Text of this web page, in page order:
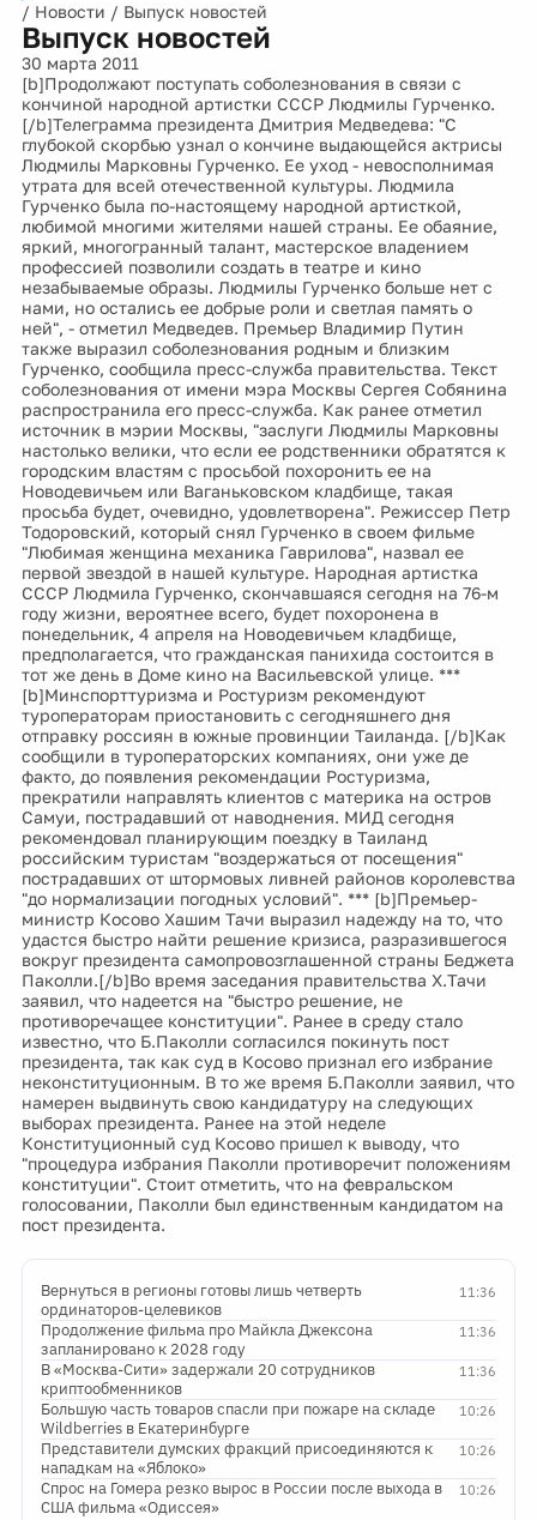
/ Новости / Выпуск новостей
Выпуск новостей
30 марта 2011
[b]Продолжают поступать соболезнования в связи с
кончиной народной артистки СССР Людмилы Гурченко.
[/b]Телеграмма президента Дмитрия Медведева: "С
глубокой скорбью узнал о кончине выдающейся актрисы
Людмилы Марковны Гурченко. Ее уход - невосполнимая
утрата для всей отечественной культуры. Людмила
Гурченко была по-настоящему народной артисткой,
любимой многими жителями нашей страны. Ее обаяние,
яркий, многогранный талант, мастерское владением
профессией позволили создать в театре и кино
незабываемые образы. Людмилы Гурченко больше нет с
нами, но остались ее добрые роли и светлая память о
ней", - отметил Медведев. Премьер Владимир Путин
также выразил соболезнования родным и близким
Гурченко, сообщила пресс-служба правительства. Текст
соболезнования от имени мэра Москвы Сергея Собянина
распространила его пресс-служба. Как ранее отметил
источник в мэрии Москвы, "заслуги Людмилы Марковны
настолько велики, что если ее родственники обратятся к
городским властям с просьбой похоронить ее на
Новодевичьем или Ваганьковском кладбище, такая
просьба будет, очевидно, удовлетворена". Режиссер Петр
Тодоровский, который снял Гурченко в своем фильме
"Любимая женщина механика Гаврилова", назвал ее
первой звездой в нашей культуре. Народная артистка
СССР Людмила Гурченко, скончавшаяся сегодня на 76-м
году жизни, вероятнее всего, будет похоронена в
понедельник, 4 апреля на Новодевичьем кладбище,
предполагается, что гражданская панихида состоится в
тот же день в Доме кино на Васильевской улице. ***
[b]Минспорттуризма и Ростуризм рекомендуют
туроператорам приостановить с сегодняшнего дня
отправку россиян в южные провинции Таиланда. [/b]Как
сообщили в туроператорских компаниях, они уже де
факто, до появления рекомендации Ростуризма,
прекратили направлять клиентов с материка на остров
Самуи, пострадавший от наводнения. МИД сегодня
рекомендовал планирующим поездку в Таиланд
российским туристам "воздержаться от посещения"
пострадавших от штормовых ливней районов королевства
"до нормализации погодных условий". *** [b]Премьер-
министр Косово Хашим Тачи выразил надежду на то, что
удастся быстро найти решение кризиса, разразившегося
вокруг президента самопровозглашенной страны Беджета
Паколли.[/b]Во время заседания правительства Х.Тачи
заявил, что надеется на "быстро решение, не
противоречащее конституции". Ранее в среду стало
известно, что Б.Паколли согласился покинуть пост
президента, так как суд в Косово признал его избрание
неконституционным. В то же время Б.Паколли заявил, что
намерен выдвинуть свою кандидатуру на следующих
выборах президента. Ранее на этой неделе
Конституционный суд Косово пришел к выводу, что
"процедура избрания Паколли противоречит положениям
конституции". Стоит отметить, что на февральском
голосовании, Паколли был единственным кандидатом на
пост президента.
11:36
Вернуться в регионы готовы лишь четверть
ординаторов-целевиков
11:36
Продолжение фильма про Майкла Джексона
запланировано к 2028 году
11:36
В «Москва-Сити» задержали 20 сотрудников
криптообменников
10:26
Большую часть товаров спасли при пожаре на складе
Wildberries в Екатеринбурге
10:26
Представители думских фракций присоединяются к
нападкам на «Яблоко»
10:26
Спрос на Гомера резко вырос в России после выхода в
США фильма «Одиссея»